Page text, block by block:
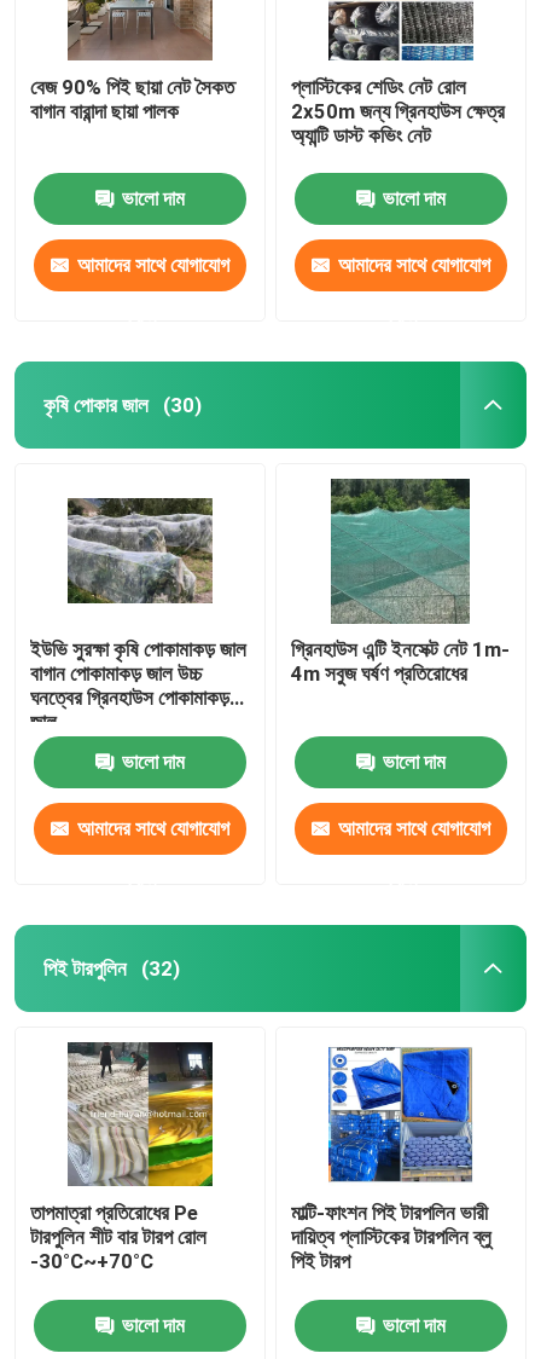
বেজ 90% পিই ছায়া নেট সৈকত
বাগান বারান্দা ছায়া পালক
ভালো দাম
আমাদের সাথে যোগাযোগ
প্লাস্টিকের শেডিং নেট রোল
2x50m জন্য গ্রিনহাউস ক্ষেত্র
অ্যান্টি ডাস্ট কভিং নেট
ভালো দাম
আমাদের সাথে যোগাযোগ
কৃষি পোকার জাল (30)
ইউভি সুরক্ষা কৃষি পোকামাকড় জাল
বাগান পোকামাকড় জাল উচ্চ
ঘনত্বের গ্রিনহাউস পোকামাকড়
জাল
ভালো দাম
আমাদের সাথে যোগাযোগ
গ্রিনহাউস এন্টি ইনসেক্ট নেট 1m-
4m সবুজ ঘর্ষণ প্রতিরোধের
ভালো দাম
আমাদের সাথে যোগাযোগ
পিই টারপুলিন (32)
তাপমাত্রা প্রতিরোধের Pe
টারপুলিন শীট বার টারপ রোল
-30°C~+70°C
ভালো দাম
মাল্টি-ফাংশন পিই টারপলিন ভারী
দায়িত্ব প্লাস্টিকের টারপলিন ব্লু
পিই টারপ
ভালো দাম